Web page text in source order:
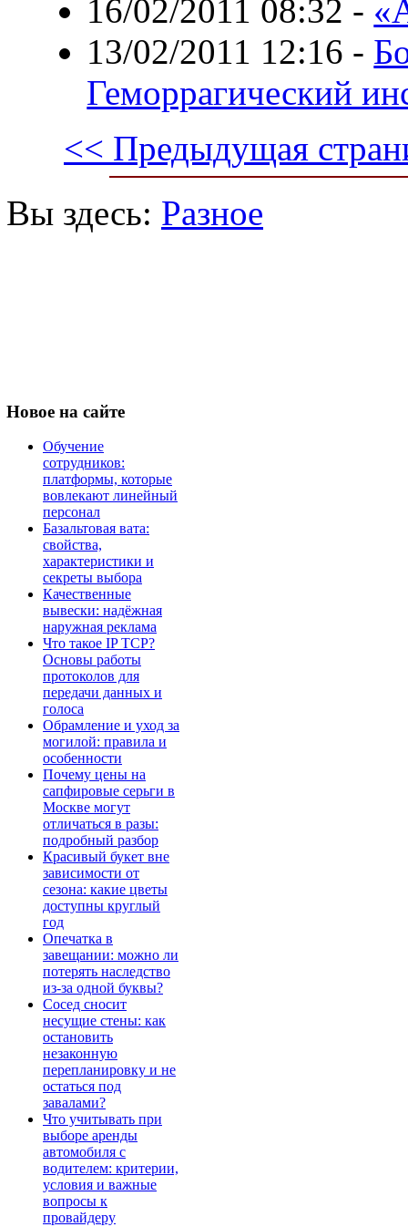
16/02/2011 08:32 -
13/02/2011 12:16 -
Геморрагический
<< Предыдущая
Вы здесь: Разное
Новое на сайте
Обучение
сотрудников:
платформы, которые
вовлекают линейный
персонал
Базальтовая вата:
свойства,
характеристики и
секреты выбора
Качественные
вывески: надёжная
наружная реклама
Что такое IP TCP?
Основы работы
протоколов для
передачи данных и
голоса
Обрамление и уход за
могилой: правила и
особенности
Почему цены на
сапфировые серьги в
Москве могут
отличаться в разы:
подробный разбор
Красивый букет вне
зависимости от
сезона: какие цветы
доступны круглый
год
Опечатка в
завещании: можно ли
потерять наследство
из-за одной буквы?
Сосед сносит
несущие стены: как
остановить
незаконную
перепланировку и не
остаться под
завалами?
Что учитывать при
выборе аренды
автомобиля с
водителем: критерии,
условия и важные
вопросы к
провайдеру